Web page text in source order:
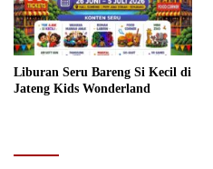
Liburan Seru Bareng Si Kecil di
Jateng Kids Wonderland